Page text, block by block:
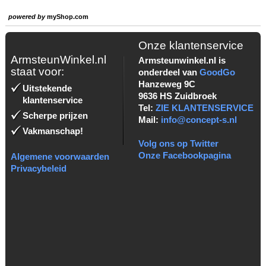
powered bymyShop.com
ArmsteunWinkel.nl
staat voor:
Uitstekende
klantenservice
Scherpe prijzen
Vakmanschap!
Algemene voorwaarden
Privacybeleid
Onze klantenservice
Armsteunwinkel.nl is
onderdeel van GoodGo
Hanzeweg 9C
9636 HS Zuidbroek
Tel: ZIE KLANTENSERVICE
Mail: info@concept-s.nl
Volg ons op Twitter
Onze Facebookpagina